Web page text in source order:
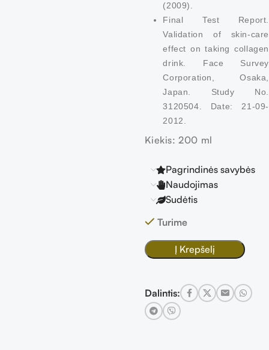
(2009).
Final Test Report.
Validation of skin-care
effect on taking collagen
drink. Face Survey
Corporation, Osaka,
Japan. Study No.
3120504. Date: 21-09-
2012.
Kiekis: 200 ml
Pagrindinės savybės
Naudojimas
Sudėtis
Turime
Į Krepšelį
Dalintis: